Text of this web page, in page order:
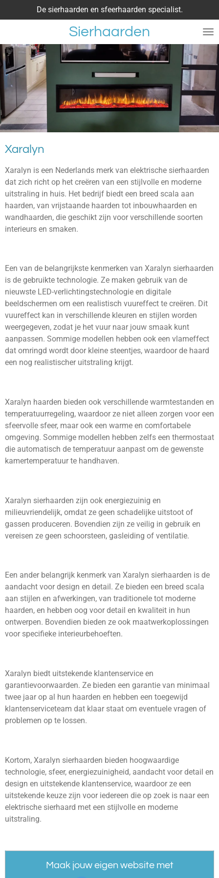
direct
de
hoofdinhoud
Sierhaarden
De sierhaarden en sfeerhaarden specialist.
Xaralyn
Xaralyn is een Nederlands merk van elektrische sierhaarden
dat zich richt op het creëren van een stijlvolle en moderne
uitstraling in huis. Het bedrijf biedt een breed scala aan
haarden, van vrijstaande haarden tot inbouwhaarden en
wandhaarden, die geschikt zijn voor verschillende soorten
interieurs en smaken.
Een van de belangrijkste kenmerken van Xaralyn sierhaarden
is de gebruikte technologie. Ze maken gebruik van de
nieuwste LED-verlichtingstechnologie en digitale
beeldschermen om een realistisch vuureffect te creëren. Dit
vuureffect kan in verschillende kleuren en stijlen worden
weergegeven, zodat je het vuur naar jouw smaak kunt
aanpassen. Sommige modellen hebben ook een vlameffect
dat omringd wordt door kleine steentjes, waardoor de haard
een nog realistischer uitstraling krijgt.
Xaralyn haarden bieden ook verschillende warmtestanden en
temperatuurregeling, waardoor ze niet alleen zorgen voor een
sfeervolle sfeer, maar ook een warme en comfortabele
omgeving. Sommige modellen hebben zelfs een thermostaat
die automatisch de temperatuur aanpast om de gewenste
kamertemperatuur te handhaven.
Xaralyn sierhaarden zijn ook energiezuinig en
milieuvriendelijk, omdat ze geen schadelijke uitstoot of
gassen produceren. Bovendien zijn ze veilig in gebruik en
vereisen ze geen schoorsteen, gasleiding of ventilatie.
Een ander belangrijk kenmerk van Xaralyn sierhaarden is de
aandacht voor design en detail. Ze bieden een breed scala
aan stijlen en afwerkingen, van traditionele tot moderne
haarden, en hebben oog voor detail en kwaliteit in hun
ontwerpen. Bovendien bieden ze ook maatwerkoplossingen
voor specifieke interieurbehoeften.
Xaralyn biedt uitstekende klantenservice en
garantievoorwaarden. Ze bieden een garantie van minimaal
twee jaar op al hun haarden en hebben een toegewijd
klantenserviceteam dat klaar staat om eventuele vragen of
problemen op te lossen.
Kortom, Xaralyn sierhaarden bieden hoogwaardige
technologie, sfeer, energiezuinigheid, aandacht voor detail en
design en uitstekende klantenservice, waardoor ze een
uitstekende keuze zijn voor iedereen die op zoek is naar een
elektrische sierhaard met een stijlvolle en moderne
uitstraling.
Maak jouw eigen website met